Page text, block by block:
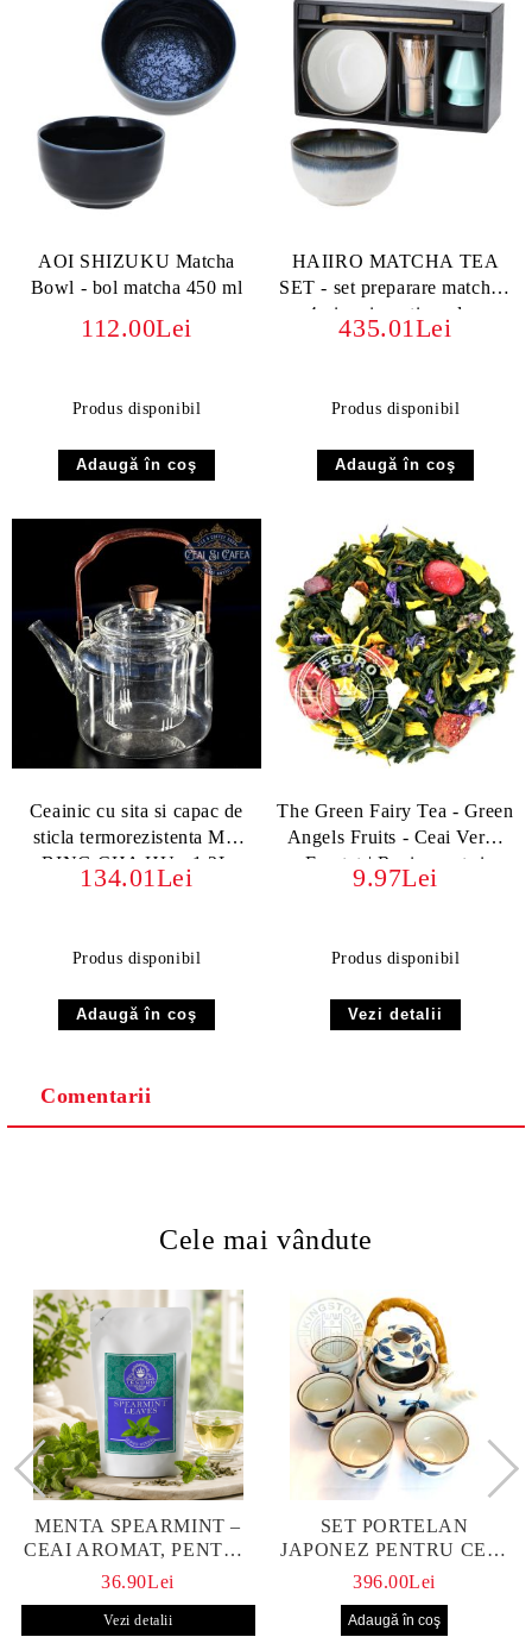
AOI SHIZUKU Matcha
Bowl - bol matcha 450 ml
112.00Lei
Produs disponibil
HAIIRO MATCHA TEA
SET - set preparare matcha -
4 piese in cutie cadou
435.01Lei
Produs disponibil
Ceainic cu sita si capac de
sticla termorezistenta MU
BING CHA HU - 1.2L
134.01Lei
Produs disponibil
The Green Fairy Tea - Green
Angels Fruits - Ceai Verde
Fructat | Revigorant și
Exotic
9.97Lei
Produs disponibil
Vezi detalii
Comentarii
Cele mai vândute
MENTA SPEARMINT –
CEAI AROMAT, PENTRU
CALM ȘI BENEFIC
36.90Lei
Vezi detalii
SET PORTELAN
JAPONEZ PENTRU CEAI
HANAKO, CEAINIC SI 4
396.00Lei